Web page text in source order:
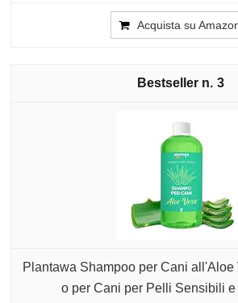
Acquista su
3
Plantawa Shampoo per Cani all'Aloe
o per Cani per Pelli Sensibili e